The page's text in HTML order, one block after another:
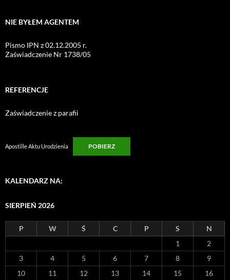
NIE BYŁEM AGENTEM
Pismo IPN z 02.12.2005 r.
Zaświadczenie Nr 1738/05
REFERENCJE
Zaświadczenie z parafii
Apostille Aktu Urodzienia POBIERZ
KALENDARZ NA:
SIERPIEŃ 2026
P W Ś C P S
N
1
2
3
4 5 6 7 8
9
10
11 12 13 14 15
16